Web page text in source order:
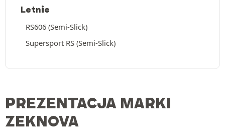
Letnie
RS606 (Semi-Slick)
Supersport RS (Semi-Slick)
PREZENTACJA MARKI
ZEKNOVA